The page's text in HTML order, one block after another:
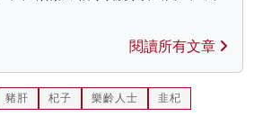
閱讀所有文章
豬肝 杞子 樂齡人士 韭杞